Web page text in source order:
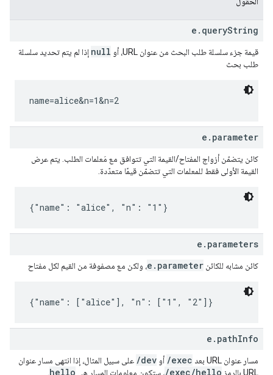
e.queryString
قيمة جزء سلسلة طلب البحث من عنوان URL، أو null إذا لم يتم تحديد سلسلة
طلب بحث
name=alice&n=1&n=2
e.parameter
كائن يتضمّن أزواج المفتاح/القيمة التي تتوافق مع مَعلمات الطلب. يتم عرض
القيمة الأولى فقط للمعلمات التي تتضمّن قيمًا متعدّدة.
{"name": "alice", "n": "1"}
e.parameters
كائن مشابه للكائن e.parameter، ولكن مع مصفوفة من القيم لكل مفتاح
{"name": ["alice"], "n": ["1", "2"]}
e.pathInfo
مسار عنوان URL بعد /exec أو /dev على سبيل المثال، إذا انتهى مسار عنوان
URL بالرمز
/exec/hello، ستكون معلومات المسار هي hello